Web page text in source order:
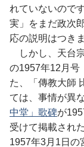
れていないので
実」をまだ政次
応の説明はつきま
しかし、天台
の1957年12月号
た、「傳教大師
ては、事情が異
中堂」歌碑が
受けて掲載され
1957年3月1日の